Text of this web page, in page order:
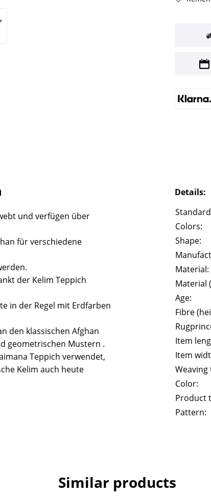
und verfügen über
für verschiedene
der Kelim Teppich
in der Regel mit Erdfarben
den klassischen Afghan
geometrischen Mustern .
Teppich verwendet,
Kelim auch heute
Details:
Colors:
Shape:
Material:
Material
Age:
Fibre
Item
Item
Weaving
Color:
Product
Pattern:
Similar products